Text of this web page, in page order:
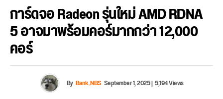
การ์ดจอ Radeon รุ่นใหม่ AMD RDNA
5 อาจมาพร้อมคอร์มากกว่า 12,000
คอร์
By Bank_NBS September 1, 2025|5,194 Views